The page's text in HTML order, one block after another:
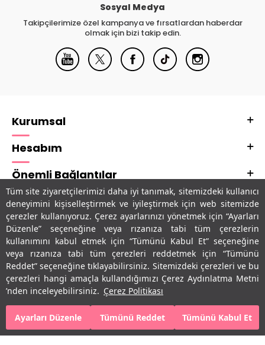
Tüm site ziyaretçilerimizi daha iyi tanımak, sitemizdeki kullanıcı
deneyimini kişiselleştirmek ve iyileştirmek için web sitemizde
çerezler kullanıyoruz. Çerez ayarlarınızı yönetmek için “Ayarları
Düzenle” seçeneğine veya rızanıza tabi tüm çerezlerin
kullanımını kabul etmek için “Tümünü Kabul Et” seçeneğine
veya rızanıza tabi tüm çerezleri reddetmek için “Tümünü
Reddet” seçeneğine tıklayabilirsiniz. Sitemizdeki çerezleri ve bu
çerezleri hangi amaçla kullandığımızı Çerez Aydınlatma Metni
’nden inceleyebilirsiniz. Çerez Politikası
Ayarları Düzenle Tümünü Reddet Tümünü Kabul Et
SEPETE EKLE HEMEN AL
Sosyal Medya
Takipçilerimize özel kampanya ve fırsatlardan haberdar
olmak için bizi takip edin.
Kurumsal
Hesabım
Önemli Bağlantılar
Adres & İletişim
Uygulamalarımız